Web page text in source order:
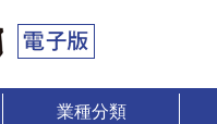
業種分類